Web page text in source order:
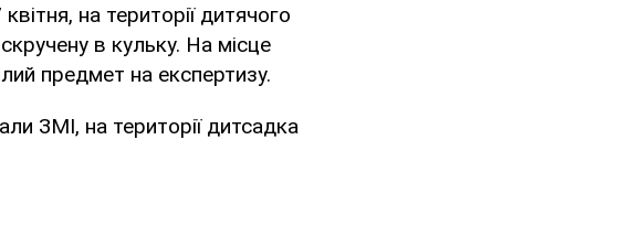
на території дитячого
в кульку. На місце
предмет на експертизу.
ЗМІ, на території дитсадка